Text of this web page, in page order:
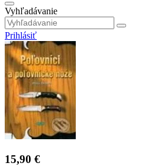
Vyhľadávanie
Prihlásiť
15,90 €